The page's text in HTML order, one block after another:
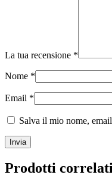
La tua recensione *
Nome *
Email *
Salva il mio nome,
Prodotti correlati